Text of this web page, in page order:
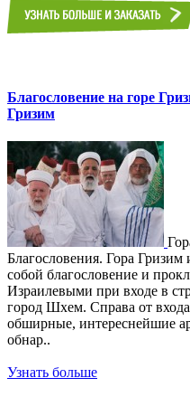
Благословение на горе
Гризим
Благословения. Гора
собой благословение и
Израилевыми при входе в
город Шхем. Справа от
обширные, интереснейшие
обнар..
Узнать больше